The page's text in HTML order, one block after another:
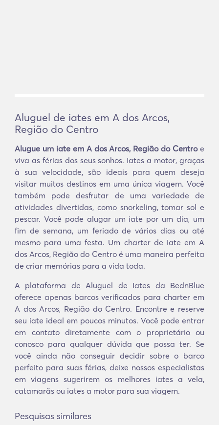
Aluguel de iates em A dos Arcos,
Região do Centro
Alugue um iate em A dos Arcos, Região do Centroe
viva as férias dos seus sonhos. Iates a motor, graças
à sua velocidade, são ideais para quem deseja
visitar muitos destinos em uma única viagem. Você
também pode desfrutar de uma variedade de
atividades divertidas, como snorkeling, tomar sol e
pescar. Você pode alugar um iate por um dia, um
fim de semana, um feriado de vários dias ou até
mesmo para uma festa. Um charter de iate em A
dos Arcos, Região do Centro é uma maneira perfeita
de criar memórias para a vida toda.
A plataforma de Aluguel de Iates da BednBlue
oferece apenas barcos verificados para charter em
A dos Arcos, Região do Centro. Encontre e reserve
seu iate ideal em poucos minutos. Você pode entrar
em contato diretamente com o proprietário ou
conosco para qualquer dúvida que possa ter. Se
você ainda não conseguir decidir sobre o barco
perfeito para suas férias, deixe nossos especialistas
em viagens sugerirem os melhores iates a vela,
catamarãs ou iates a motor para sua viagem.
Pesquisas similares